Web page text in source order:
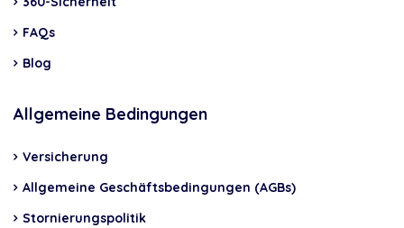
FAQs
Blog
Allgemeine Bedingungen
Versicherung
Allgemeine Geschäftsbedingungen (AGBs)
Stornierungspolitik